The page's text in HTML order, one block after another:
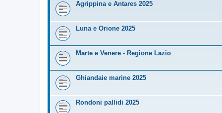
Agrippina e Antares 2025
Luna e Orione 2025
Marte e Venere - Regione Lazio
Ghiandaie marine 2025
Rondoni pallidi 2025